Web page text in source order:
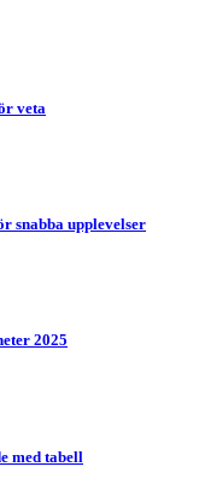
veta
snabba upplevelser
2025
med tabell